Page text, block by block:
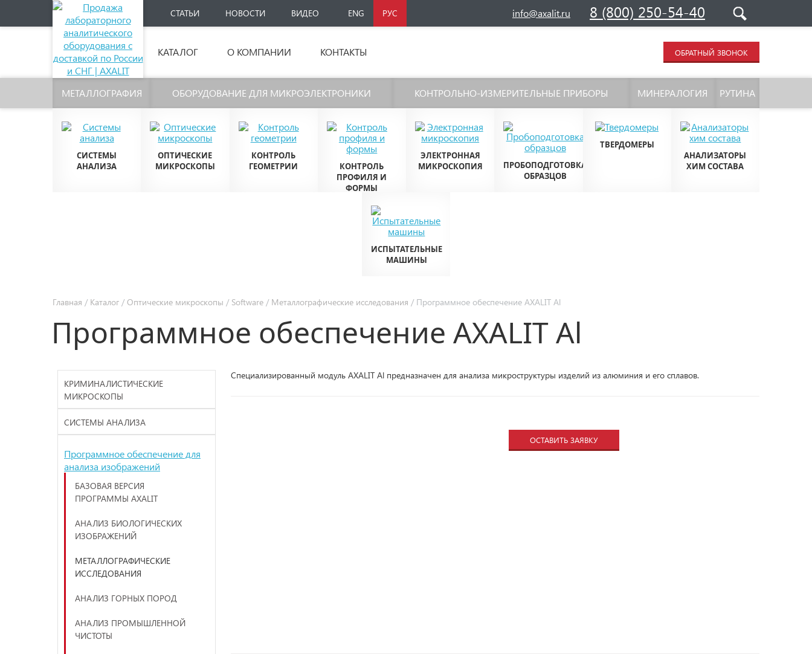
СТАТЬИ НОВОСТИ ВИДЕО ENG РУС info@axalit.ru 8 (800) 250-54-40
КАТАЛОГ О КОМПАНИИ КОНТАКТЫ ОБРАТНЫЙ ЗВОНОК
МЕТАЛЛОГРАФИЯ ОБОРУДОВАНИЕ ДЛЯ МИКРОЭЛЕКТРОНИКИ КОНТРОЛЬНО-ИЗМЕРИТЕЛЬНЫЕ ПРИБОРЫ МИНЕРАЛОГИЯ РУТИНА
СИСТЕМЫ
АНАЛИЗА
ОПТИЧЕСКИЕ
МИКРОСКОПЫ
КОНТРОЛЬ
ГЕОМЕТРИИ
КОНТРОЛЬ
ПРОФИЛЯ И
ФОРМЫ
ЭЛЕКТРОННАЯ
МИКРОСКОПИЯ
ПРОБОПОДГОТОВКА
ОБРАЗЦОВ
ТВЕРДОМЕРЫ
АНАЛИЗАТОРЫ
ХИМ СОСТАВА
ИСПЫТАТЕЛЬНЫЕ
МАШИНЫ
Главная / Каталог /Оптические микроскопы / Software / Металлографические исследования / Программное обеспечение AXALIT Al
Программное обеспечение AXALIT Al
Специализированный модуль AXALIT Al предназначен для анализа микроструктуры изделий из алюминия и его сплавов.
ОСТАВИТЬ ЗАЯВКУ
КРИМИНАЛИСТИЧЕСКИЕ
МИКРОСКОПЫ
СИСТЕМЫ АНАЛИЗА
Программное обеспечение для
анализа изображений
БАЗОВАЯ ВЕРСИЯ
ПРОГРАММЫ AXALIT
АНАЛИЗ БИОЛОГИЧЕСКИХ
ИЗОБРАЖЕНИЙ
МЕТАЛЛОГРАФИЧЕСКИЕ
ИССЛЕДОВАНИЯ
АНАЛИЗ ГОРНЫХ ПОРОД
АНАЛИЗ ПРОМЫШЛЕННОЙ
ЧИСТОТЫ